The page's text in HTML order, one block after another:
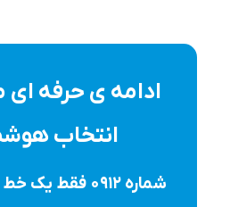
ادامه ی حرفه ای
انتخاب
شماره ۰۹۱۲ فقط